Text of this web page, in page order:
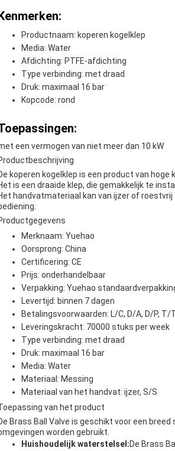
Productnaam: koperen kogelklep
Media: Water
Afdichting: PTFE-afdichting
Type verbinding: met draad
Druk: maximaal 16 bar
Kopcode: rond
een vermogen van niet meer dan 10 kW
koperen kogelklep is een product van hoge
is een draaide klep, die gemakkelijk te
handvatmateriaal kan van ijzer of
Merknaam: Yuehao
Oorsprong: China
Certificering: CE
Prijs: onderhandelbaar
Verpakking: Yuehao
Levertijd: binnen 7 dagen
Betalingsvoorwaarden: L/C, D/A, D/P, T/
Leveringskracht: 70000 stuks per week
Type verbinding: met draad
Druk: maximaal 16 bar
Media: Water
Materiaal: Messing
Materiaal van het handvat: ijzer, S/S
van het product
Brass Ball Valve is geschikt voor een
worden gebruikt.
Huishoudelijk waterstelsel:De Brass